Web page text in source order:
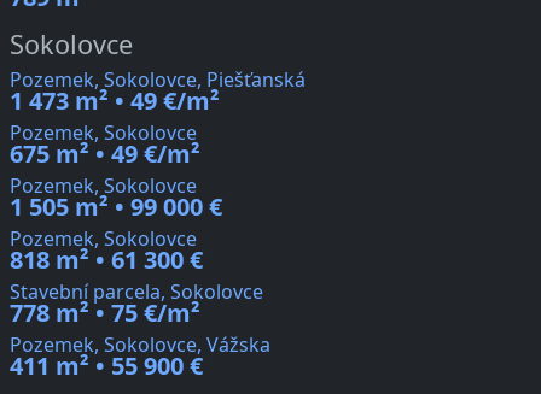
Sokolovce
Pozemek, Sokolovce, Piešťanská
1 473 m² • 49 €/m²
Pozemek, Sokolovce
675 m² • 49 €/m²
Pozemek, Sokolovce
1 505 m² • 99 000 €
Pozemek, Sokolovce
818 m² • 61 300 €
Stavební parcela, Sokolovce
778 m² • 75 €/m²
Pozemek, Sokolovce, Vážska
411 m² • 55 900 €